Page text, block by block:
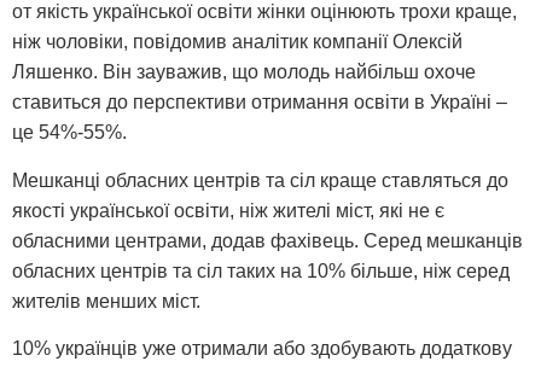
от якість української освіти жінки оцінюють трохи краще,
ніж чоловіки, повідомив аналітик компанії Олексій
Ляшенко. Він зауважив, що молодь найбільш охоче
ставиться до перспективи отримання освіти в Україні –
це 54%-55%.
Мешканці обласних центрів та сіл краще ставляться до
якості української освіти, ніж жителі міст, які не є
обласними центрами, додав фахівець. Серед мешканців
обласних центрів та сіл таких на 10% більше, ніж серед
жителів менших міст.
10% українців уже отримали або здобувають додаткову